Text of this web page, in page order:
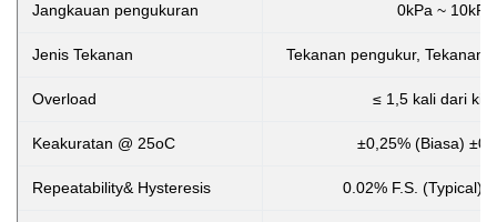
Jangkauan pengukuran 0kPa ~
Jenis Tekanan Tekanan pengukur, Tekanan
Overload ≤ 1,5 kali dari
Keakuratan @ 25oC ±0,25% (Biasa)
Repeatability& Hysteresis 0.02% F.S. (Typical)